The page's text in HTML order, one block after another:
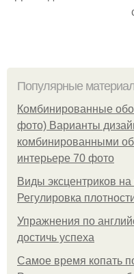
Популярные
Комбинированные
фото) Варианты
комбинированными
интерьере 70 фото
Виды эксцентриков
Регулировка
Упражнения по
достичь успеха
Самое время копать